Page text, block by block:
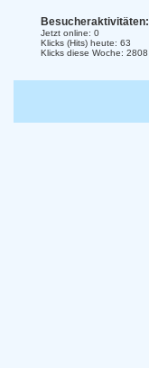
Besucheraktivitäten:
Jetzt online: 0
Klicks (Hits) heute: 63
Klicks diese Woche: 2808